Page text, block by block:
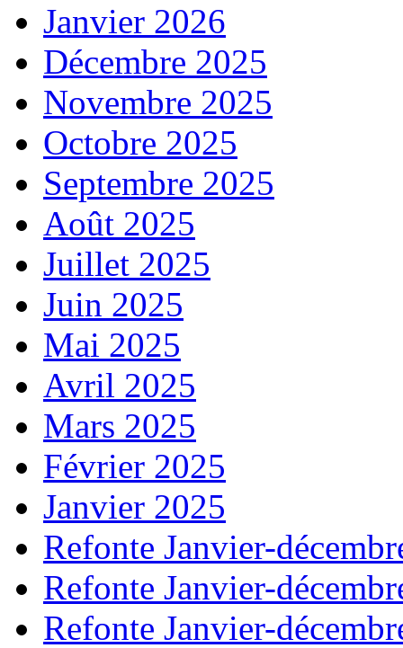
Janvier 2026
Décembre 2025
Novembre 2025
Octobre 2025
Septembre 2025
Août 2025
Juillet 2025
Juin 2025
Mai 2025
Avril 2025
Mars 2025
Février 2025
Janvier 2025
Refonte Janvier-
Refonte Janvier-
Refonte Janvier-